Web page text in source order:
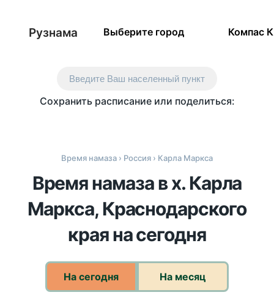
Рузнама Выберите город Компас
Введите Ваш населенный пункт
Сохранить расписание или поделиться:
Время намаза › Россия › Карла Маркса
Время намаза в х. Карла
Маркса, Краснодарского
края на сегодня
На сегодня На месяц